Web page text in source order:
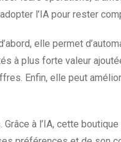
l’IA pour rester
elle permet
à plus forte valeur
Enfin, elle peut
à l’IA, cette